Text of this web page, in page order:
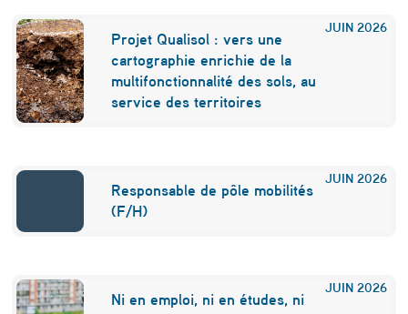
u
n
t
e
r
t
i
JUIN 2026
Projet Qualisol : vers une
cartographie enrichie de la
multifonctionnalité des sols, au
service des territoires
JUIN 2026
Responsable de pôle mobilités
(F/H)
JUIN 2026
Ni en emploi, ni en études, ni